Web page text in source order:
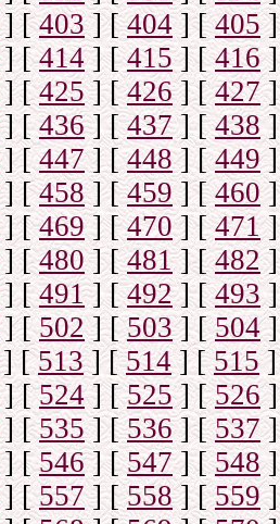
[403] [404] [405]
[414] [415] [416]
[425] [426] [427]
[436] [437] [438]
[447] [448] [449]
[458] [459] [460]
] [469] [470] [471]
[480] [481] [482]
[491] [492] [493]
[502] [503] [504]
[513] [514] [515]
[524] [525] [526]
[535] [536] [537]
[546] [547] [548]
[557] [558] [559]